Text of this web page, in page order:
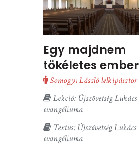
Egy majdnem
tökéletes ember
Somogyi László lelkipásztor
Lekció: Újszövetség Lukács
evangéliuma
Textus: Újszövetség Lukács
evangéliuma